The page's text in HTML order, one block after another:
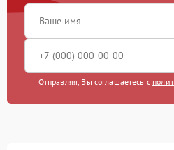
Отправляя, Вы соглашаетесь с